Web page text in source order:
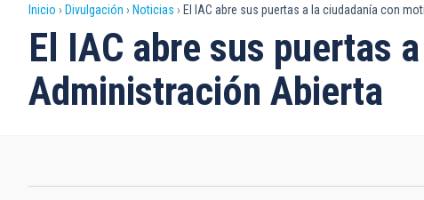
principal
Sobrescribir
enlaces
de
a
Inicio Divulgación Noticias El IAC abre sus puertas a la ciudadanía con
El IAC abre sus puertas
Administración Abierta